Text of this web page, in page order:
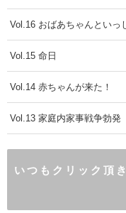
Vol.16 おばあちゃんといっ
Vol.15 命日
Vol.14 赤ちゃんが来た！
Vol.13 家庭内家事戦争勃発
いつもクリック頂